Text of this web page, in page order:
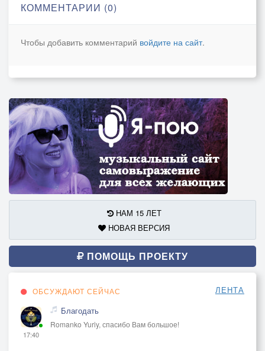
И во свете Твоей славы,
КОММЕНТАРИИ (0)
Чтобы добавить комментарий войдите на сайт.
НАМ 15 ЛЕТ
НОВАЯ ВЕРСИЯ
ПОМОЩЬ ПРОЕКТУ
ОБСУЖДАЮТ СЕЙЧАС ЛЕНТА
17:40
Благодать
Romanko Yuriy, спасибо Вам большое!